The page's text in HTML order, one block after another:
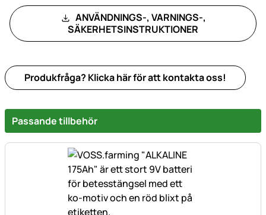
ANVÄNDNINGS-, VARNINGS-,
SÄKERHETSINSTRUKTIONER
Produkfråga? Klicka här för att kontakta oss!
Passande tillbehör